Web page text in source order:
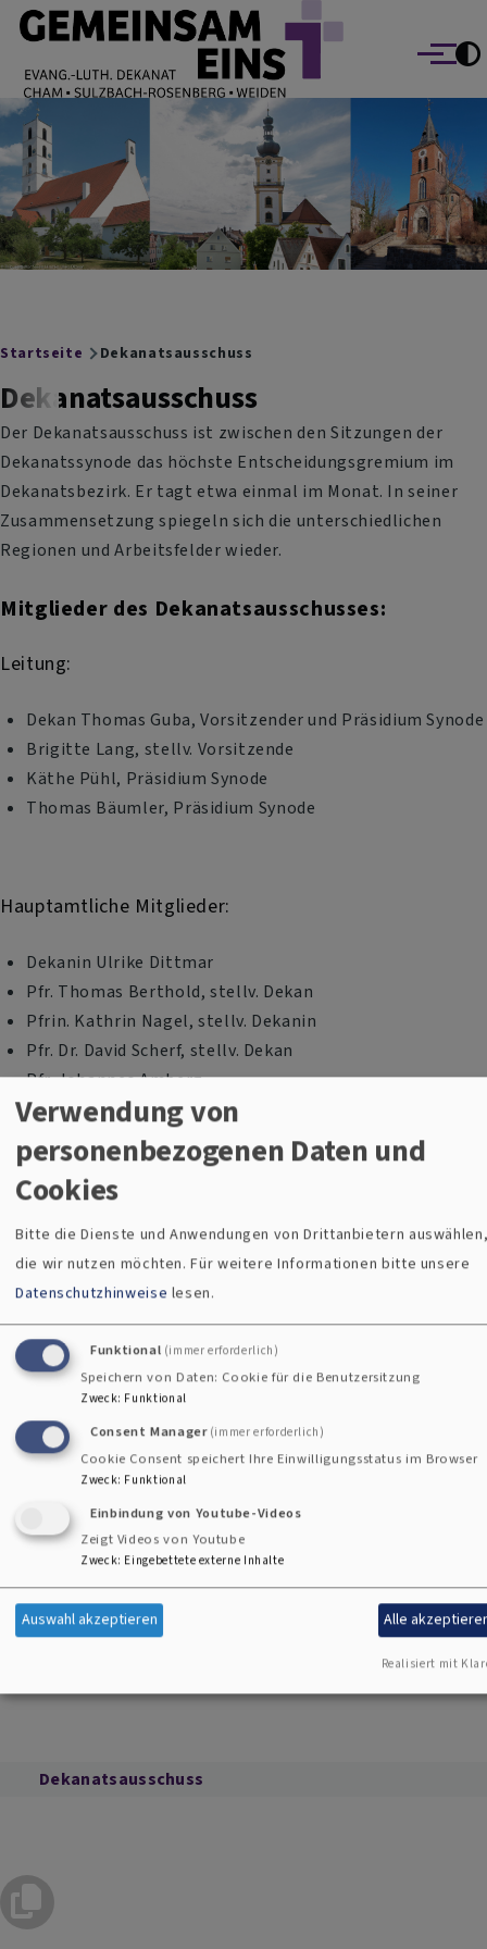
Direkt zum Inhalt
EVANG.-LUTH. DEKANAT GEMEINSAM EINS
Cham Sulzbach-Rosenberg Weiden
Menü
Breadcrumb
Startseite Dekanatsausschuss
Dekanatsausschuss
Der Dekanatsausschuss ist zwischen den Sitzungen der
Dekanatssynode das höchste Entscheidungsgremium im
Dekanatsbezirk. Er tagt etwa einmal im Monat. In seiner
Zusammensetzung spiegeln sich die unterschiedlichen
Regionen und Arbeitsfelder wieder.
Mitglieder des Dekanatsausschusses:
Leitung:
Dekan Thomas Guba, Vorsitzender und Präsidium Synode
Brigitte Lang, stellv. Vorsitzende
Käthe Pühl, Präsidium Synode
Thomas Bäumler, Präsidium Synode
Hauptamtliche Mitglieder:
Dekanin Ulrike Dittmar
Pfr. Thomas Berthold, stellv. Dekan
Pfrin. Kathrin Nagel, stellv. Dekanin
Pfr. Dr. David Scherf, stellv. Dekan
Pfr. Johannes Amberg
Pfrin. Barbara Berckmüller
Diakon Bernd Deyerl
Pfr. Stefan Fischer
Relpäd. Armin Hamann
Pfrin. Carmen Riebl
Pfr. Manuel Sauer
KMD Dr. Kerstin Schatz
Ehrenamtliche Mitglieder:
Marleen Aures
Jürgen Bär
Christian Bauer
Elke Bundscherer
Andreas Förster
Johanna Groh
Hans-Peter Pickel
Claudia Reinl
Dekanatsausschuss
Verwendung von
personenbezogenen Daten und
Cookies
Bitte die Dienste und Anwendungen von Drittanbietern
die wir nutzen möchten.Für weitere Informationen bitte unsere
Datenschutzhinweise lesen.
Funktional (immer erforderlich)
Speichern von Daten: Cookie für die Benutzersitzung
Zweck: Funktional
Consent Manager (immer erforderlich)
Cookie Consent speichert Ihre Einwilligungsstatus im Browser
Zweck: Funktional
Einbindung von Youtube-Videos
Zeigt Videos von Youtube
Zweck: Eingebettete externe Inhalte
Auswahl akzeptieren Alle
Realisiert mit